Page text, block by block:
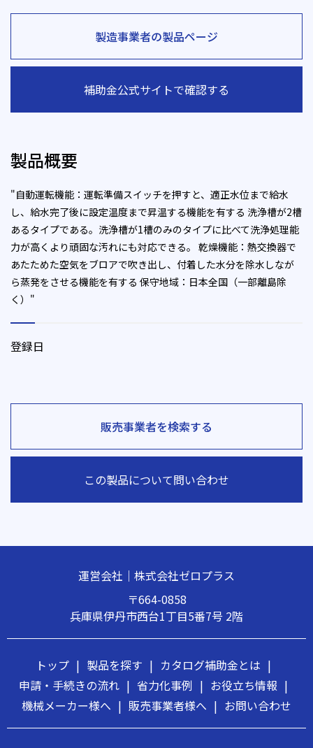
製造事業者の製品ページ
補助金公式サイトで確認する
製品概要
"自動運転機能：運転準備スイッチを押すと、適正水位まで給水
し、給水完了後に設定温度まで昇温する機能を有する 洗浄槽が2槽
あるタイプである。洗浄槽が1槽のみのタイプに比べて洗浄処理能
力が高くより頑固な汚れにも対応できる。 乾燥機能：熱交換器で
あたためた空気をブロアで吹き出し、付着した水分を除水しなが
ら蒸発をさせる機能を有する 保守地域：日本全国（一部離島除
く）"
登録日
販売事業者を検索する
この製品について問い合わせ
運営会社｜株式会社ゼロプラス
〒664-0858
兵庫県伊丹市西台1丁目5番7号 2階
トップ | 製品を探す | カタログ補助金とは |
申請・手続きの流れ | 省力化事例 | お役立ち情報 |
機械メーカー様へ | 販売事業者様へ | お問い合わせ